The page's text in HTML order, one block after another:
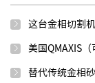
这台金相切割
替代传统金相